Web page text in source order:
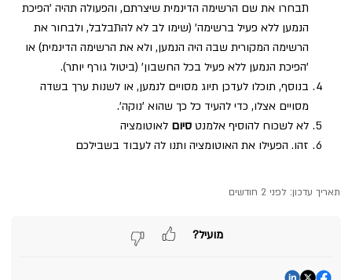
תבחרו את שם הרשימה הדינמית שיצרתם, והפעולה תהיה 'הפיכת
הנמען ללא פעיל ברשימה' (שימו לב לא להתבלבל, ולבחור את
הרשימה המקורית שבה היה הנמען, ולא את הרשימה הדינמית) או
'הפיכת הנמען ללא פעיל בכל החשבון' (ביטול גורף יותר).
בנוסף, תוכלו לעדכן תיוג מסויים לנמען, או לשנות ערך בשדה
מסויים אצלו, כדי להעיד כל כך שהוא 'נוקה'.
לא לשכוח להוסיף אלמנט סיום לאוטומציה
זהו. הפעילו את האוטומציה ותנו לה לעבוד בשבילכם
תאריך עדכון: לפני 2 חודשים
מועיל?